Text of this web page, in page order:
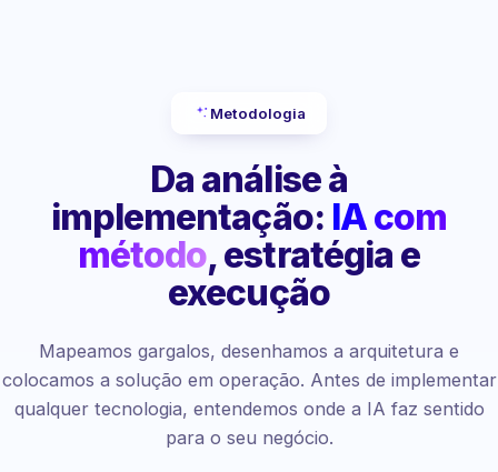
Metodologia
Da análise à
implementação: IA com
método, estratégia e
execução
Mapeamos gargalos, desenhamos a arquitetura e
colocamos a solução em operação. Antes de implementar
qualquer tecnologia, entendemos onde a IA faz sentido
para o seu negócio.